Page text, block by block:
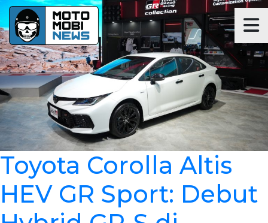
Toyota Corolla Altis
HEV GR Sport: Debut